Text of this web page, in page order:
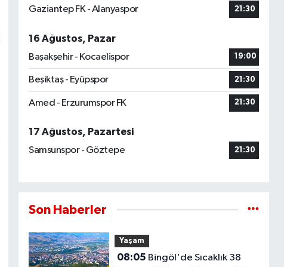
Gaziantep FK - Alanyaspor 21:30
16 Ağustos, Pazar
Başakşehir - Kocaelispor
19:00
Beşiktaş - Eyüpspor 21:30
Amed - Erzurumspor FK 21:30
17 Ağustos, Pazartesi
Samsunspor - Göztepe
21:30
Son Haberler
Yaşam
08:05